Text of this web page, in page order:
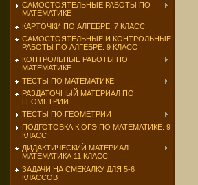
САМОСТОЯТЕЛЬНЫЕ РАБОТЫ ПО
МАТЕМАТИКЕ
КАРТОЧКИ ПО АЛГЕБРЕ. 7 КЛАСС
САМОСТОЯТЕЛЬНЫЕ И КОНТРОЛЬНЫЕ
РАБОТЫ ПО АЛГЕБРЕ. 9 КЛАСС
КОНТРОЛЬНЫЕ РАБОТЫ ПО
МАТЕМАТИКЕ
ТЕСТЫ ПО МАТЕМАТИКЕ
РАЗДАТОЧНЫЙ МАТЕРИАЛ ПО
ГЕОМЕТРИИ
ТЕСТЫ ПО ГЕОМЕТРИИ
ПОДГОТОВКА К ОГЭ ПО МАТЕМАТИКЕ. 9
КЛАСС
ДИДАКТИЧЕСКИЙ МАТЕРИАЛ.
МАТЕМАТИКА 11 КЛАСС
ЗАДАЧИ НА СМЕКАЛКУ ДЛЯ 5-6
КЛАССОВ